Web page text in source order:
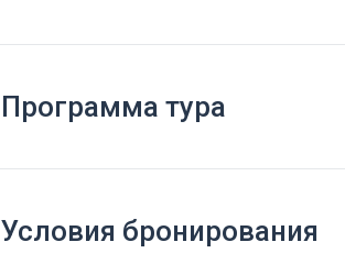
Программа тура
Условия бронирования